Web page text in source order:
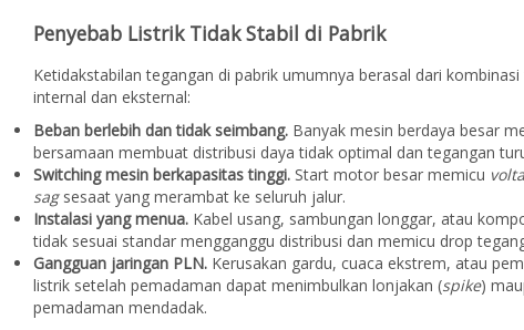
Penyebab Listrik Tidak Stabil di Pabrik
Ketidakstabilan tegangan di pabrik umumnya berasal dari
internal dan eksternal:
Beban berlebih dan tidak seimbang. Banyak mesin berdaya besar
bersamaan membuat distribusi daya tidak optimal dan tegangan
Switching mesin berkapasitas tinggi. Start motor besar memicu
sagsesaat yang merambat ke seluruh jalur.
Instalasi yang menua. Kabel usang, sambungan longgar, atau
tidak sesuai standar mengganggu distribusi dan memicu drop
Gangguan jaringan PLN. Kerusakan gardu, cuaca ekstrem, atau
listrik setelah pemadaman dapat menimbulkan lonjakan (spike)
pemadaman mendadak.